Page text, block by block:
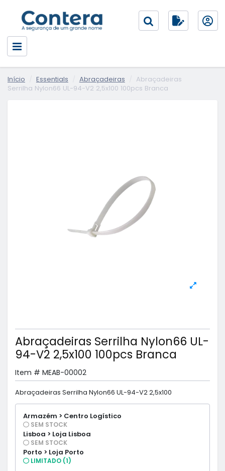
Início Essentials Abraçadeiras
Abraçadeiras
Serrilha Nylon66 UL-94-V2 2,5x100 100pcs Branca
Abraçadeiras Serrilha Nylon66 UL-
94-V2 2,5x100 100pcs Branca
Item # MEAB-00002
Abraçadeiras Serrilha Nylon66 UL-94-V2 2,5x100
Armazém > Centro Logístico
SEM STOCK
Lisboa > Loja Lisboa
SEM STOCK
Porto > Loja Porto
LIMITADO (1)